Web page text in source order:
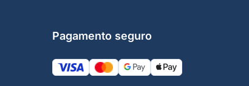
Pagamento seguro